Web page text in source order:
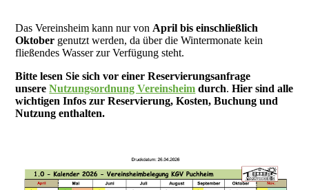
Das Vereinsheim kann nur von April bis einschließlich
Oktober genutzt werden, da über die Wintermonate kein
fließendes Wasser zur Verfügung steht.
Bitte lesen Sie sich vor einer Reservierungsanfrage
unsereNutzungsordnung Vereinsheim durch.Hier sind alle
wichtigen Infos zur Reservierung, Kosten, Buchung und
Nutzung enthalten.